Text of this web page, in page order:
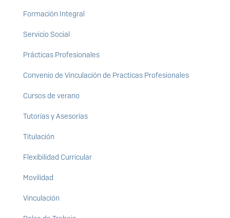
Formación Integral
Servicio Social
Prácticas Profesionales
Convenio de Vinculación de Practicas Profesionales
Cursos de verano
Tutorías y Asesorías
Titulación
Flexibilidad Curricular
Movilidad
Vinculación